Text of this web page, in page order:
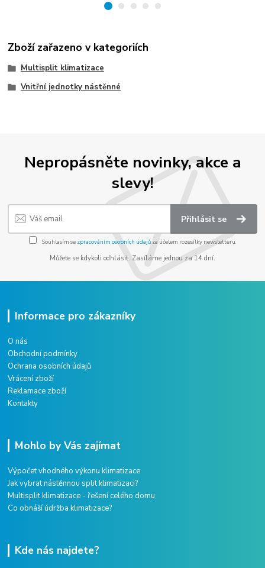
Zboží zařazeno v kategoriích
Multisplit klimatizace
Vnitřní jednotky nástěnné
Nepropásněte novinky, akce a
slevy!
Přihlásit se
Souhlasím se zpracováním osobních údajůza účelem rozesílky newsletteru.
Můžete se kdykoli odhlásit. Zasíláme jednou za 14 dní.
Informace pro zákazníky
O nás
Obchodní podmínky
Ochrana osobních údajů
Vrácení zboží
Reklamace zboží
Kontakty
Mohlo by Vás zajímat
Výpočet vhodného výkonu klimatizace
Jak vybrat nástěnnou split klimatizaci?
Multisplit klimatizace - řešení celého domu
Co obnáší údržba klimatizace?
Kde nás najdete?